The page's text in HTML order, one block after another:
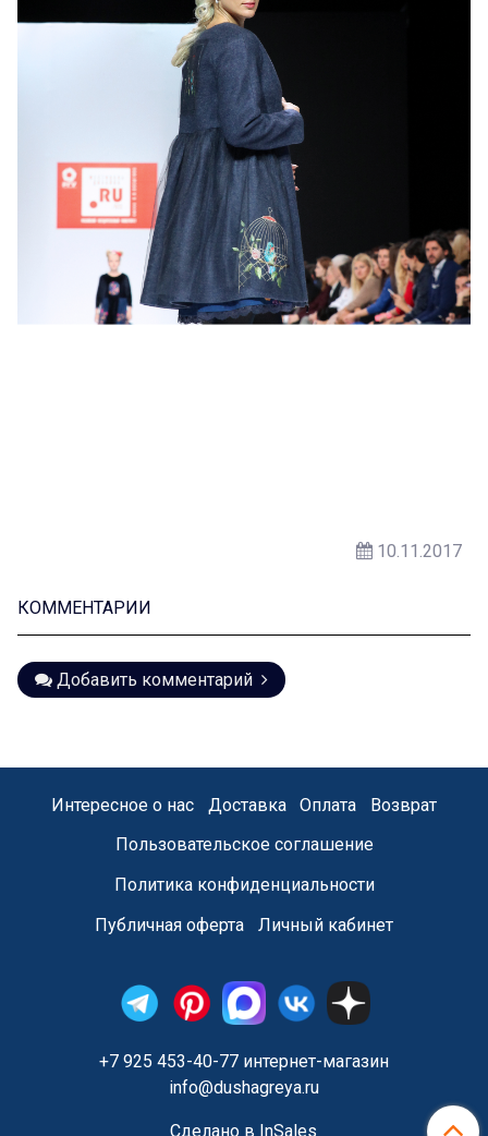
10.11.2017
КОММЕНТАРИИ
Добавить комментарий
Интересное о нас Доставка Оплата
Возврат
Пользовательское соглашение
Политика конфиденциальности
Публичная оферта
Личный кабинет
+7 925 453-40-77 интернет-магазин
info@dushagreya.ru
Сделано в InSales